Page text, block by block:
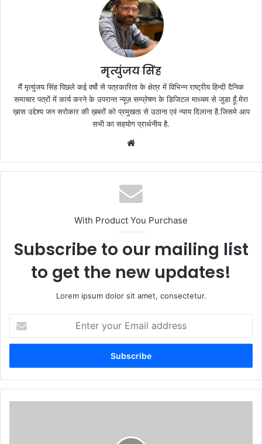
मृत्युंजय सिंह
मैं मृत्युंजय सिंह पिछले कई वर्षो से पत्रकारिता के क्षेत्र में विभिन्न राष्ट्रीय हिन्दी दैनिक
समाचार पत्रों में कार्य करने के उपरान्त न्यूज़ सम्प्रेषण के डिजिटल माध्यम से जुडा हूँ.मेरा
ख़ास उद्देश्य जन सरोकार की ख़बरों को प्रमुखता से उठाना एवं न्याय दिलाना है.जिसमे आप
सभी का सहयोग प्रार्थनीय है.
With Product You Purchase
Subscribe to our mailing list
to get the new updates!
Lorem ipsum dolor sit amet, consectetur.
your
Email